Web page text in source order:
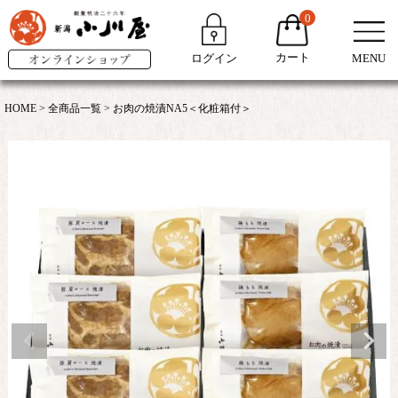
ログイン
0
カート MENU
HOME 全商品一覧 お肉の焼漬NA5＜化粧箱付＞